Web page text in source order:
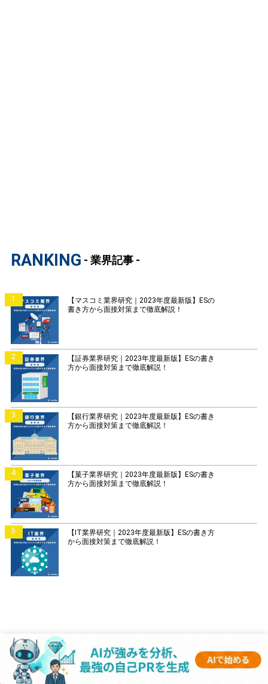
RANKING - 業界記事 -
1
【マスコミ業界研究｜2023年度最新版】ESの
書き方から面接対策まで徹底解説！
2
【証券業界研究｜2023年度最新版】ESの書き
方から面接対策まで徹底解説！
3
【銀行業界研究｜2023年度最新版】ESの書き
方から面接対策まで徹底解説！
4
【菓子業界研究｜2023年度最新版】ESの書き
方から面接対策まで徹底解説！
5
【IT業界研究｜2023年度最新版】ESの書き方
から面接対策まで徹底解説！